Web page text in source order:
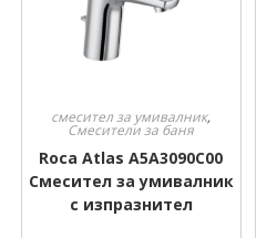
смесител за умивалник,
Смесители за баня
Roca Atlas A5A3090C00
Смесител за умивалник
с изпразнител